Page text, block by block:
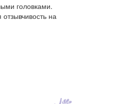
головками.
на